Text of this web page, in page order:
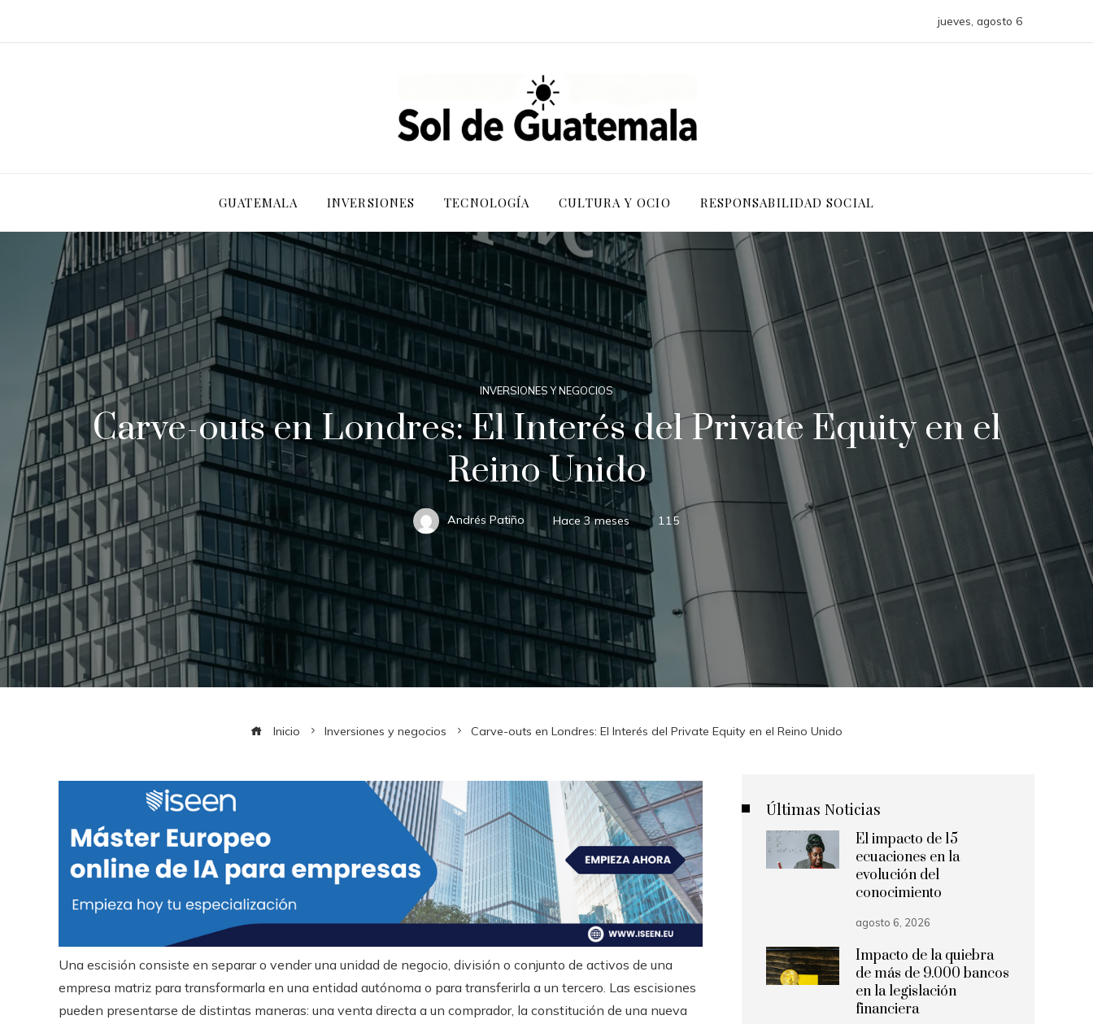
jueves, agosto 6
GUATEMALA INVERSIONES TECNOLOGÍA CULTURA Y OCIO RESPONSABILIDAD SOCIAL
INVERSIONES Y NEGOCIOS
Carve-outs en Londres: El Interés del Private Equity en el
Reino Unido
Andrés Patiño Hace 3 meses 115
Inicio Inversiones y negocios Carve-outs en Londres: El Interés del Private Equity en el Reino Unido
Una escisión consiste en separar o vender una unidad de negocio, división o conjunto de activos de una
empresa matriz para transformarla en una entidad autónoma o para transferirla a un tercero. Las escisiones
pueden presentarse de distintas maneras: una venta directa a un comprador, la constitución de una nueva
Últimas Noticias
El impacto de 15
ecuaciones en la
evolución del
conocimiento
agosto 6, 2026
Impacto de la quiebra
de más de 9.000 bancos
en la legislación
financiera